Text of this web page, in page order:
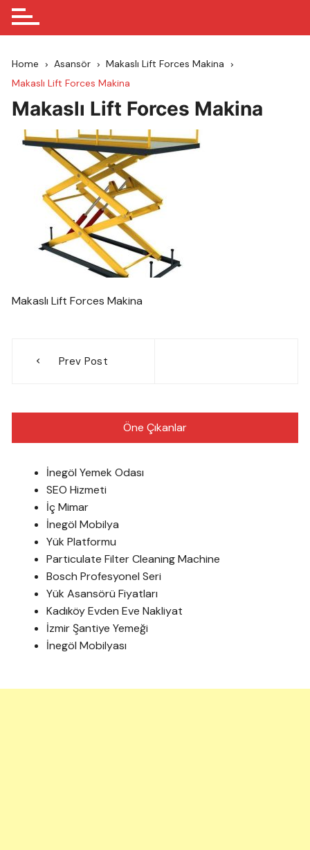
Home Asansör
Makaslı Lift Forces Makina
Makaslı Lift Forces Makina
Makaslı Lift Forces Makina
Makaslı Lift Forces Makina
gezinmesi
Prev Post
Öne Çıkanlar
İnegöl Yemek Odası
SEO Hizmeti
İç Mimar
İnegöl Mobilya
Yük Platformu
Particulate Filter Cleaning Machine
Bosch Profesyonel Seri
Yük Asansörü Fiyatları
Kadıköy Evden Eve Nakliyat
İzmir Şantiye Yemeği
İnegöl Mobilyası